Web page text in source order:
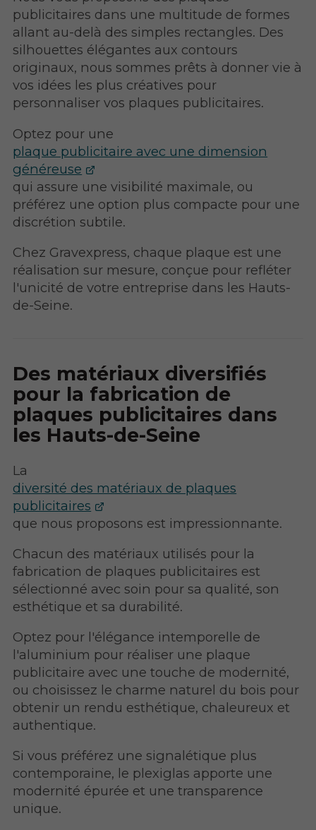
publicitaires dans une multitude de formes
allant au-delà des simples rectangles. Des
silhouettes élégantes aux contours
originaux, nous sommes prêts à donner vie à
vos idées les plus créatives pour
personnaliser vos plaques publicitaires.
Optez pour une
plaque publicitaire avec une dimension
généreuse
qui assure une visibilité maximale, ou
préférez une option plus compacte pour une
discrétion subtile.
Chez Gravexpress, chaque plaque est une
réalisation sur mesure, conçue pour refléter
l'unicité de votre entreprise dans les Hauts-
de-Seine.
Des matériaux diversifiés
pour la fabrication de
plaques publicitaires dans
les Hauts-de-Seine
La
diversité des matériaux de plaques
publicitaires
que nous proposons est impressionnante.
Chacun des matériaux utilisés pour la
fabrication de plaques publicitaires est
sélectionné avec soin pour sa qualité, son
esthétique et sa durabilité.
Optez pour l'élégance intemporelle de
l'aluminium pour réaliser une plaque
publicitaire avec une touche de modernité,
ou choisissez le charme naturel du bois pour
obtenir un rendu esthétique, chaleureux et
authentique.
Si vous préférez une signalétique plus
contemporaine, le plexiglas apporte une
modernité épurée et une transparence
unique.